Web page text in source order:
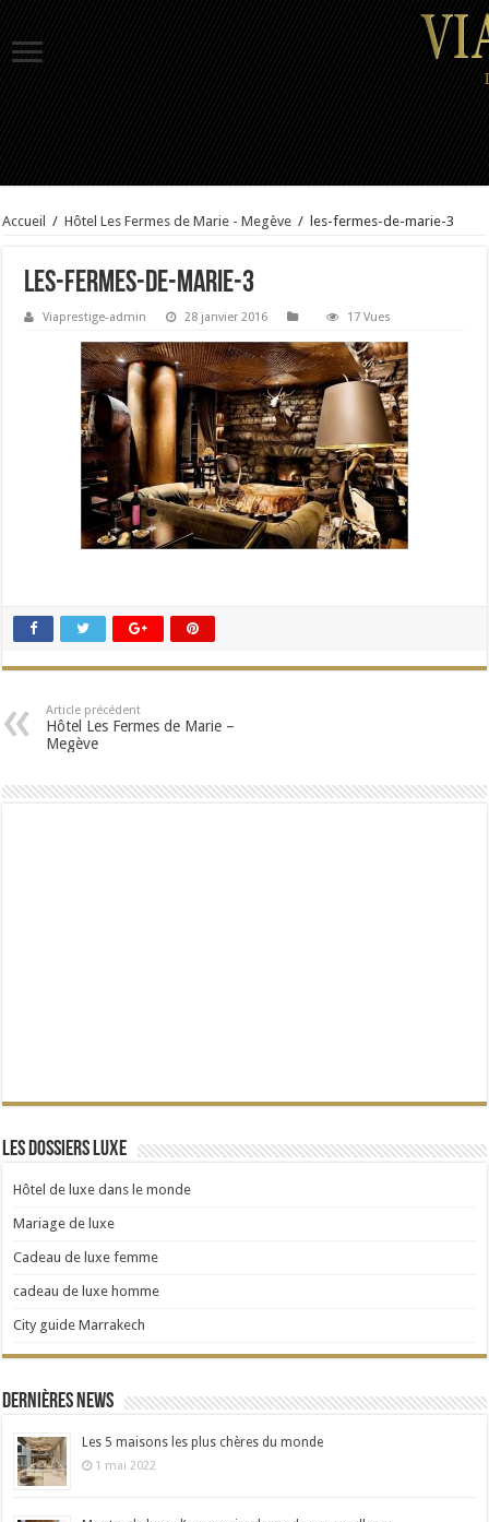
Accueil / Hôtel Les Fermes de Marie - Megève / les-fermes-de-marie-3
les-fermes-de-marie-3
Viaprestige-admin 28 janvier 2016 17 Vues
Article précédent
Hôtel Les Fermes de Marie –
Megève
Les dossiers Luxe
Hôtel de luxe dans le monde
Mariage de luxe
Cadeau de luxe femme
cadeau de luxe homme
City guide Marrakech
Dernières news
Les 5 maisons les plus chères du monde
1 mai 2022